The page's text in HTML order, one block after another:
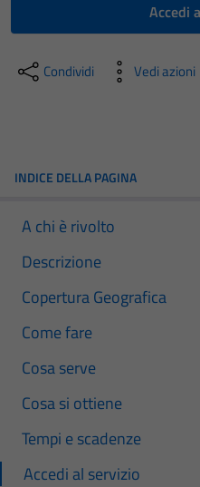
Accedi
Condividi Vedi azioni
INDICE DELLA PAGINA
A chi è rivolto
Descrizione
Copertura Geografica
Come fare
Cosa serve
Cosa si ottiene
Tempi e scadenze
Accedi al servizio